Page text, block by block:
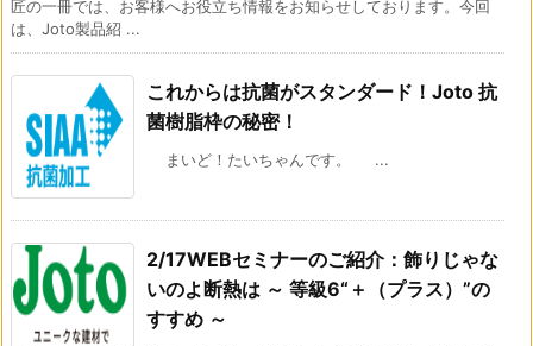
匠の一冊では、お客様へお役立ち情報をお知らせしております。今回
は、Joto製品紹 ...
これからは抗菌がスタンダード！Joto 抗
菌樹脂枠の秘密！
まいど！たいちゃんです。 ...
2/17WEBセミナーのご紹介：飾りじゃな
いのよ断熱は ～ 等級6“＋（プラス）”の
すすめ ～